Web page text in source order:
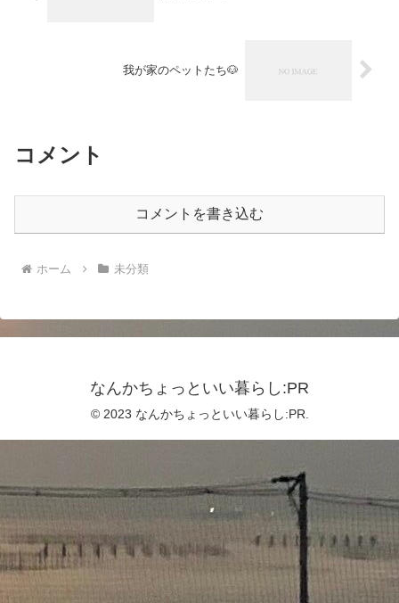
我が家のペットたち🐶
コメント
コメントを書き込む
ホーム 未分類
なんかちょっといい暮らし:PR
© 2023 なんかちょっといい暮らし:PR.